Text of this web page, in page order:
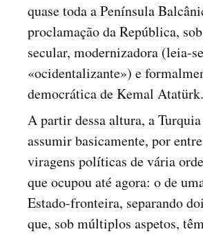
quase toda a Península
proclamação da República,
secular, modernizadora (leia-se
«ocidentalizante») e
democrática de Kemal Atatürk.
A partir dessa altura, a Turquia
assumir basicamente, por
viragens políticas de vária
que ocupou até agora: o de
Estado-fronteira, separando
que, sob múltiplos aspetos,